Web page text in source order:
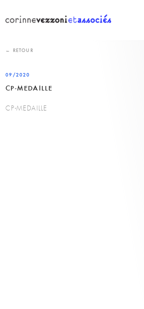
content
← RETOUR
09/2020
CP-MEDAILLE
CP-MEDAILLE